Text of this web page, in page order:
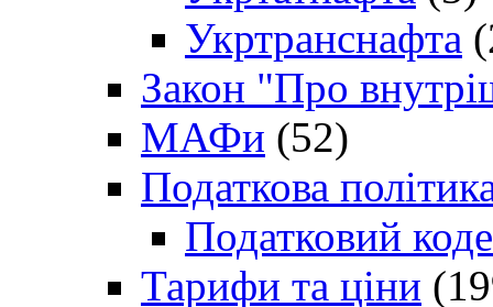
Укртранснафта
Закон "Про
МАФи (52)
Податкова
Податковий
Тарифи та ціни